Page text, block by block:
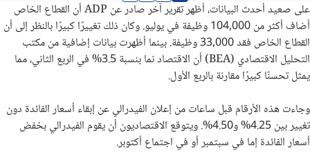
على صعيد أحدث البيانات، أظهر تقرير آخر صادر عن ADP أن القطاع الخاص
أضاف أكثر من 104,000 وظيفة في يوليو. وكان ذلك تغييرًا كبيرًا بالنظر إلى أن
القطاع الخاص فقد 33,000 وظيفة. بينما أظهرت بيانات إضافية من مكتب
التحليل الاقتصادي (BEA) أن الاقتصاد نما بنسبة 3.5% في الربع الثاني، مما
يمثل تحسنًا كبيرًا مقارنة بالربع الأول.
وجاءت هذه الأرقام قبل ساعات من إعلان الفيدرالي عن إبقاء أسعار الفائدة دون
تغيير بين 4.25% و4.50%. ويتوقع الاقتصاديون أن يقوم الفيدرالي بخفض
أسعار الفائدة إما في سبتمبر أو في اجتماع أكتوبر.